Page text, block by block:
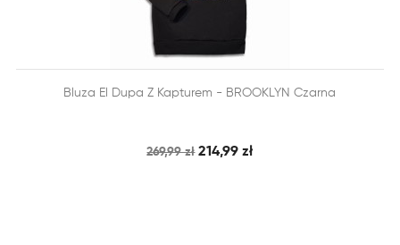
DODAJ DO KOSZYKA SZYBKI PODGLĄD
Bluza El Dupa Z Kapturem - BROOKLYN Czarna
269,99 zł 214,99 zł